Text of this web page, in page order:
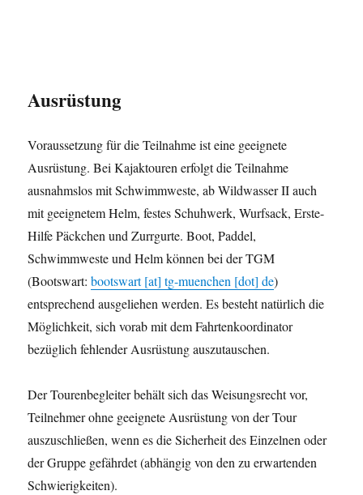
Ausrüstung
Voraussetzung für die Teilnahme ist eine geeignete
Ausrüstung. Bei Kajaktouren erfolgt die Teilnahme
ausnahmslos mit Schwimmweste, ab Wildwasser II auch
mit geeignetem Helm, festes Schuhwerk, Wurfsack, Erste-
Hilfe Päckchen und Zurrgurte. Boot, Paddel,
Schwimmweste und Helm können bei der TGM
(Bootswart:bootswart [at] tg-muenchen [dot] de)
entsprechend ausgeliehen werden. Es besteht natürlich die
Möglichkeit, sich vorab mit dem Fahrtenkoordinator
bezüglich fehlender Ausrüstung auszutauschen.
Der Tourenbegleiter behält sich das Weisungsrecht vor,
Teilnehmer ohne geeignete Ausrüstung von der Tour
auszuschließen, wenn es die Sicherheit des Einzelnen oder
der Gruppe gefährdet (abhängig von den zu erwartenden
Schwierigkeiten).